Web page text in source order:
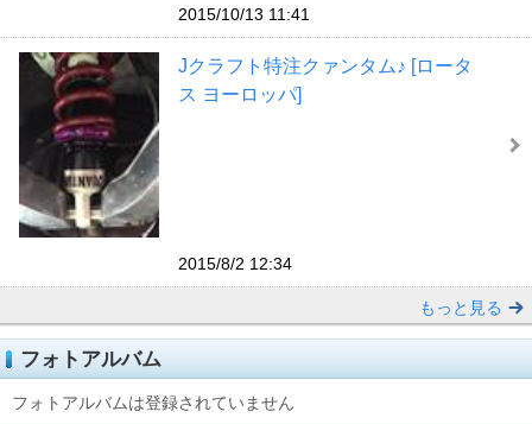
2015/10/13 11:41
Jクラフト特注クァンタム♪ [ロータ
ス ヨーロッパ]
2015/8/2 12:34
もっと見る
フォトアルバム
フォトアルバムは登録されていません